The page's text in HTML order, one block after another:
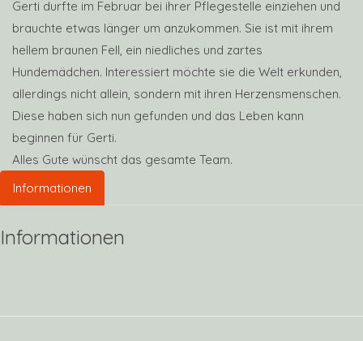
Gerti durfte im Februar bei ihrer Pflegestelle einziehen und
brauchte etwas länger um anzukommen. Sie ist mit ihrem
hellem braunen Fell, ein niedliches und zartes
Hundemädchen. Interessiert möchte sie die Welt erkunden,
allerdings nicht allein, sondern mit ihren Herzensmenschen.
Diese haben sich nun gefunden und das Leben kann
beginnen für Gerti.
Alles Gute wünscht das gesamte Team.
Informationen
Informationen